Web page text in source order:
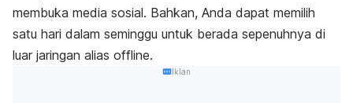
membuka media sosial. Bahkan, Anda dapat memilih
satu hari dalam seminggu untuk berada sepenuhnya di
luar jaringan alias offline.
Iklan